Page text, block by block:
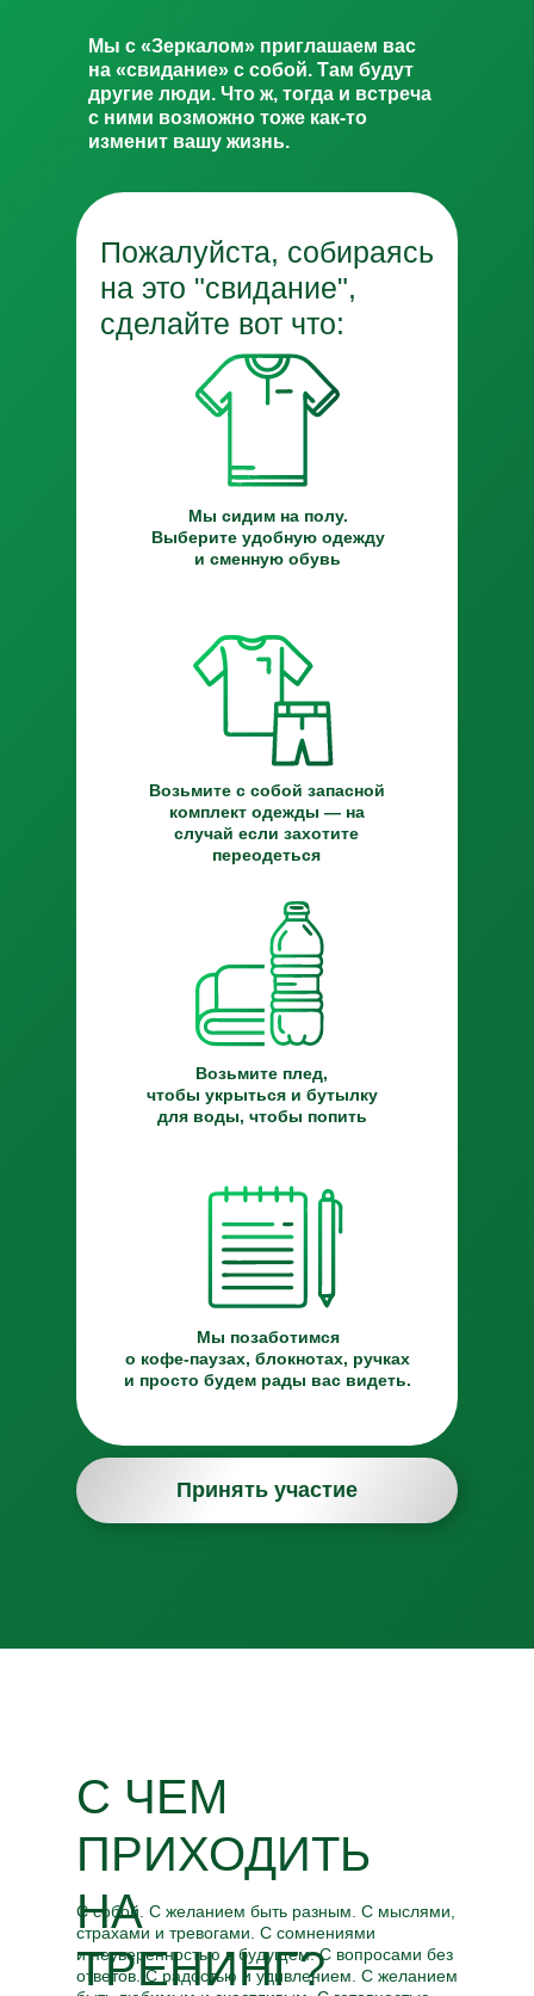
Мы с «Зеркалом» приглашаем вас
на «свидание» с собой. Там будут
другие люди. Что ж, тогда и встреча
с ними возможно тоже как-то
изменит вашу жизнь.
Пожалуйста, собираясь
на это "свидание",
сделайте вот что:
Возьмите с собой запасной
комплект одежды — на
случай если захотите
переодеться
Возьмите плед,
чтобы укрыться и бутылку
для воды, чтобы попить
Мы позаботимся
о кофе-паузах, блокнотах, ручках
и просто будем рады вас видеть.
Мы сидим на полу.
Выберите удобную одежду
и сменную обувь
Принять участие
С ЧЕМ
ПРИХОДИТЬ
НА
ТРЕНИНГ?
С собой. С желанием быть разным. С мыслями,
страхами и тревогами. С сомнениями
и неуверенностью в будущем. С вопросами без
ответов. С радостью и удивлением. С желанием
Тренинги, которые уже состоялись после